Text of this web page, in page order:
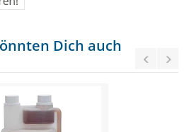
Dich auch